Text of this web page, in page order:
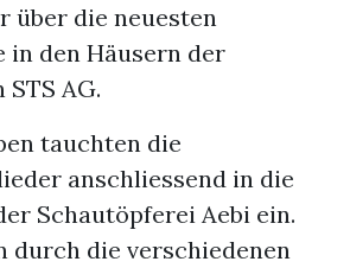
über die neuesten
in den Häusern der
AG.
tauchten die
anschliessend in die
Schautöpferei Aebi ein.
durch die verschiedenen